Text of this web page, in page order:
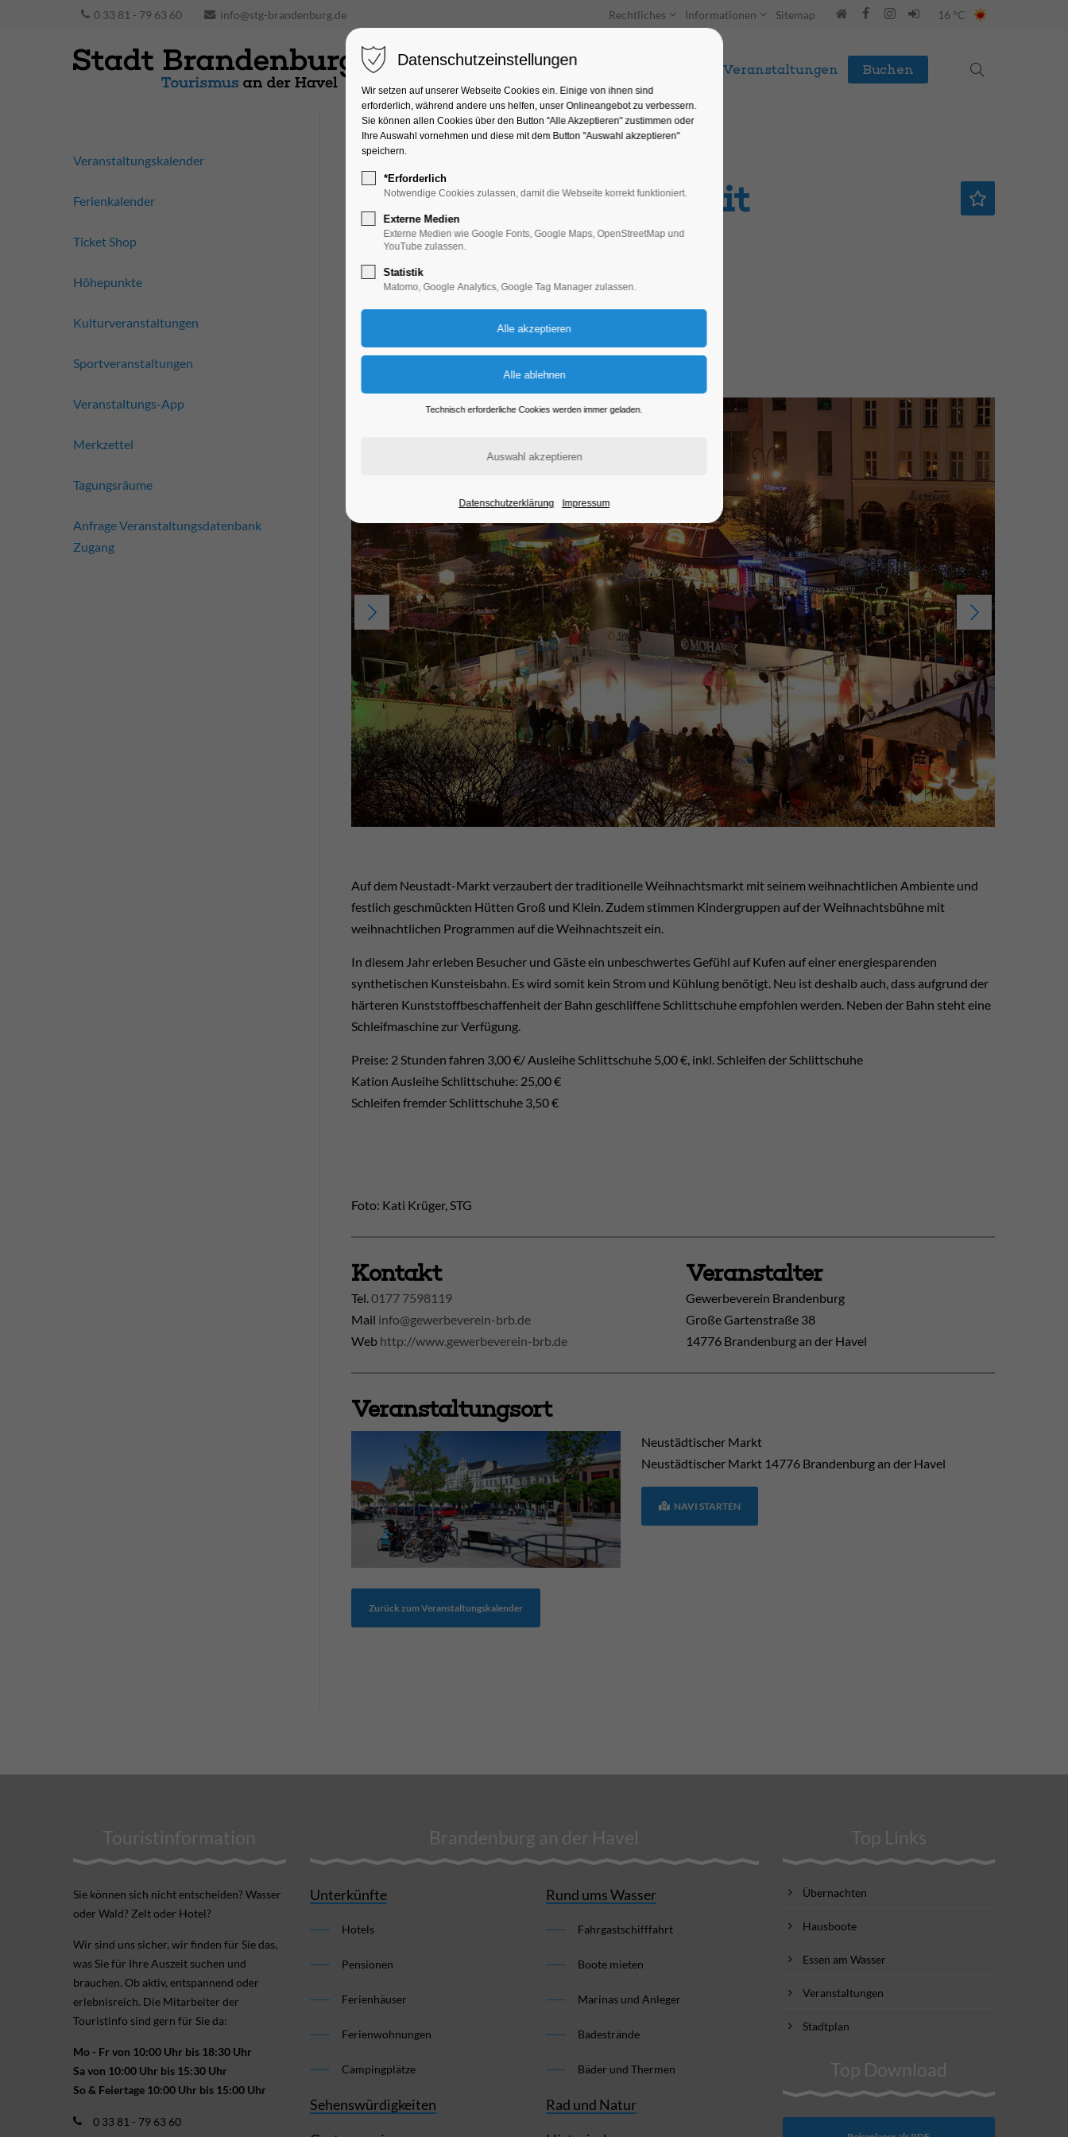
0 33 81 - 79 63 60 info@stg-brandenburg.de Rechtliches Informationen Sitemap 16 °C
Unterkünfte Entdecken & Erleben Veranstaltungen Buchen
Weihnachtsmarkt mit
Kunsteisbahn
Markt, Winterzauber
12.12.2024, 11:00–20:00
Eintritt frei
Auf dem Neustadt-Markt verzaubert der traditionelle Weihnachtsmarkt mit seinem weihnachtlichen Ambiente und
festlich geschmückten Hütten Groß und Klein. Zudem stimmen Kindergruppen auf der Weihnachtsbühne mit
weihnachtlichen Programmen auf die Weihnachtszeit ein.
In diesem Jahr erleben Besucher und Gäste ein unbeschwertes Gefühl auf Kufen auf einer energiesparenden
synthetischen Kunsteisbahn. Es wird somit kein Strom und Kühlung benötigt. Neu ist deshalb auch, dass aufgrund der
härteren Kunststoffbeschaffenheit der Bahn geschliffene Schlittschuhe empfohlen werden. Neben der Bahn steht eine
Schleifmaschine zur Verfügung.
Preise: 2 Stunden fahren 3,00 €/ Ausleihe Schlittschuhe 5,00 €, inkl. Schleifen der Schlittschuhe
Kation Ausleihe Schlittschuhe: 25,00 €
Schleifen fremder Schlittschuhe 3,50 €
Foto: Kati Krüger, STG
Kontakt
Tel. 0177 7598119
Mail info@gewerbeverein-brb.de
Web http://www.gewerbeverein-brb.de
Veranstalter
Gewerbeverein Brandenburg
Große Gartenstraße 38
14776 Brandenburg an der Havel
Veranstaltungsort
Neustädtischer Markt
Neustädtischer Markt 14776 Brandenburg an der Havel
NAVI STARTEN
Zurück zum Veranstaltungskalender
Veranstaltungskalender
Ferienkalender
Ticket Shop
Höhepunkte
Kulturveranstaltungen
Sportveranstaltungen
Veranstaltungs-App
Merkzettel
Tagungsräume
Anfrage Veranstaltungsdatenbank
Zugang
Touristinformation
Sie können sich nicht ent­scheiden? Wasser
oder Wald? Zelt oder Hotel?
Wir sind uns sicher, wir finden für Sie das,
was Sie für Ihre Aus­zeit suchen und
brauchen. Ob aktiv, ent­spannend oder
erlebnis­reich. Die Mitarbeiter der
Touristinfo sind gern für Sie da:
Mo - Fr von 10:00 Uhr bis 18:30 Uhr
Sa von 10:00 Uhr bis 15:30 Uhr
So & Feiertage 10:00 Uhr bis 15:00 Uhr
0 33 81 - 79 63 60
Brandenburg an der Havel
Unterkünfte
Hotels
Pensionen
Ferienhäuser
Ferienwohnungen
Campingplätze
Sehenswürdigkeiten
Rund ums Wasser
Fahrgastschifffahrt
Boote mieten
Marinas und Anleger
Badestrände
Bäder und Thermen
Rad und Natur
Top Links
Übernachten
Hausboote
Essen am Wasser
Veranstaltungen
Stadtplan
Top Download
Datenschutzeinstellungen
Wir setzen auf unserer Webseite Cookies ein. Einige von ihnen sind
erforderlich, während andere uns helfen, unser Onlineangebot zu verbessern.
Sie können allen Cookies über den Button "Alle Akzeptieren" zustimmen oder
Ihre Auswahl vornehmen und diese mit dem Button "Auswahl akzeptieren"
speichern.
*Erforderlich
Notwendige Cookies zulassen, damit die Webseite korrekt funktioniert.
Externe Medien
Externe Medien wie Google Fonts, Google Maps, OpenStreetMap und
YouTube zulassen.
Statistik
Matomo, Google Analytics, Google Tag Manager zulassen.
Technisch erforderliche Cookies werden immer geladen.
Datenschutzerklärung Impressum